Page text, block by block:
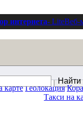
интернета- LiteВеб-
карте Геолокация
Такси на